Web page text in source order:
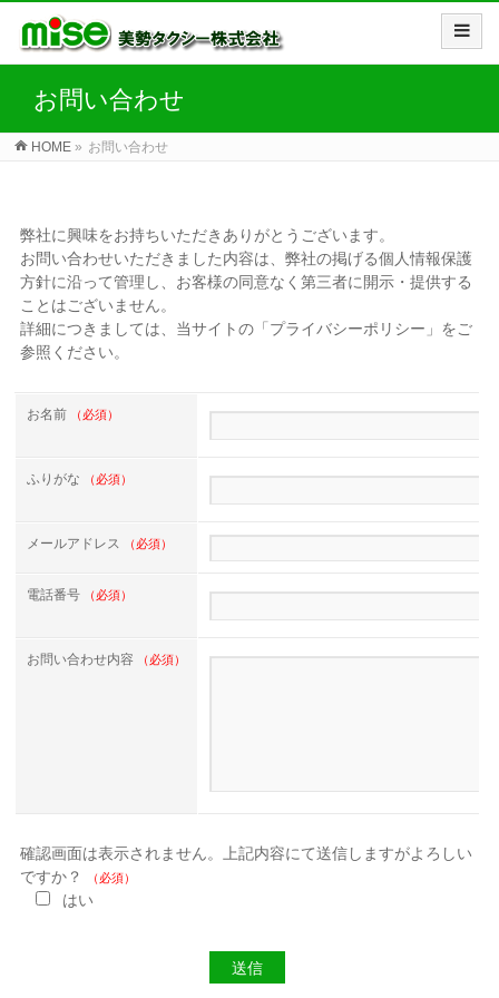
お問い合わせ
HOME » お問い合わせ
弊社に興味をお持ちいただきありがとうございます。
お問い合わせいただきました内容は、弊社の掲げる個人情報保護
方針に沿って管理し、お客様の同意なく第三者に開示・提供する
ことはございません。
詳細につきましては、当サイトの「プライバシーポリシー」をご
参照ください。
お名前 （必須）
ふりがな （必須）
メールアドレス （必須）
電話番号 （必須）
お問い合わせ内容 （必須）
確認画面は表示されません。上記内容にて送信しますがよろしい
ですか？
（必須）
はい